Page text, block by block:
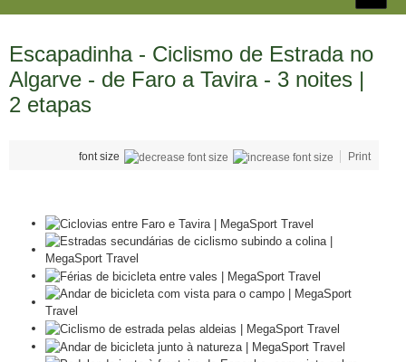
Escapadinha - Ciclismo de Estrada no
Algarve - de Faro a Tavira - 3 noites |
2 etapas
font size Print